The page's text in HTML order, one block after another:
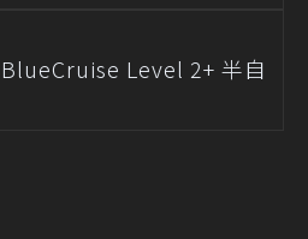
Level 2+ 半自